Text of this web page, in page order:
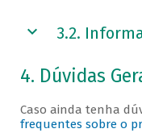
3.2.
4. Dúvidas
Caso ainda tenha
frequentes sobre o